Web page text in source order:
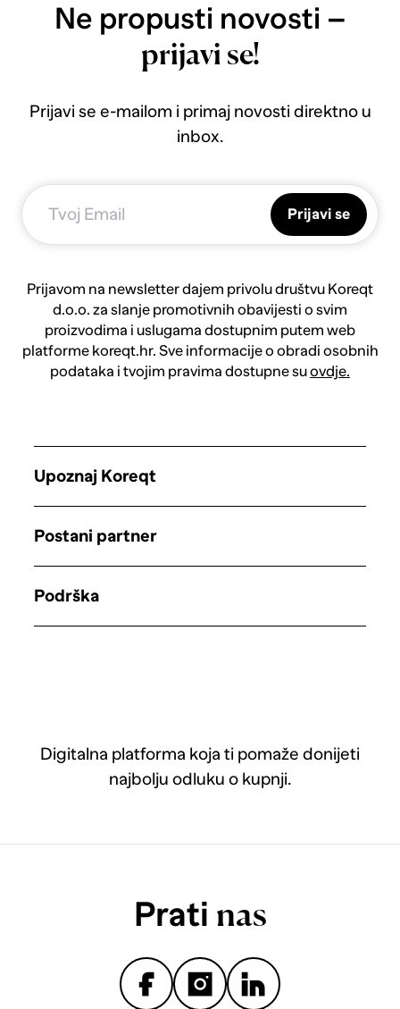
Ne propusti novosti –
prijavi se!
Prijavi se e-mailom i primaj novosti direktno u
inbox.
Prijavi se
Prijavom na newsletter dajem privolu društvu Koreqt
d.o.o. za slanje promotivnih obavijesti o svim
proizvodima i uslugama dostupnim putem web
platforme koreqt.hr. Sve informacije o obradi osobnih
podataka i tvojim pravima dostupne suovdje.
Digitalna platforma koja ti pomaže donijeti
najbolju odluku o kupnji.
Upoznaj Koreqt
Postani partner
Podrška
Prati nas